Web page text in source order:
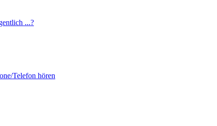
...?
Telefon hören